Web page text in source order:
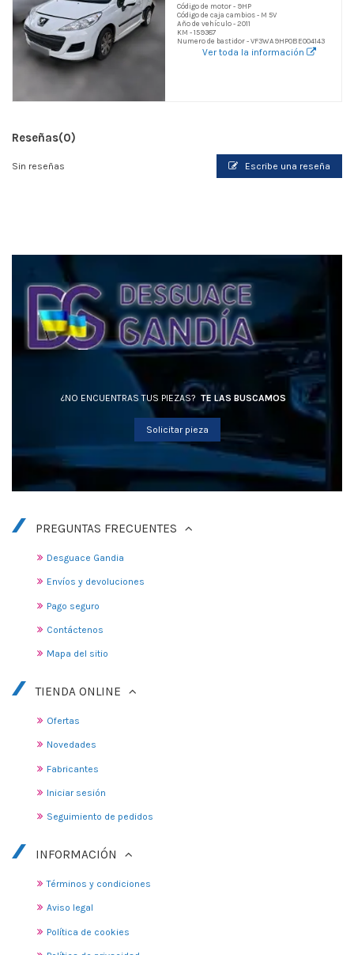
Código de motor - 9HP
Código de caja cambios - M 5V
Año de vehículo - 2011
KM - 159387
Numero de bastidor - VF3WA9HP0BE004143
Ver toda la información
Reseñas(0)
Sin reseñas Escribe una reseña
¿NO ENCUENTRAS TUS PIEZAS? TE LAS BUSCAMOS
Solicitar pieza
PREGUNTAS FRECUENTES
Desguace Gandia
Envíos y devoluciones
Pago seguro
Contáctenos
Mapa del sitio
TIENDA ONLINE
Ofertas
Novedades
Fabricantes
Iniciar sesión
Seguimiento de pedidos
INFORMACIÓN
Términos y condiciones
Aviso legal
Política de cookies